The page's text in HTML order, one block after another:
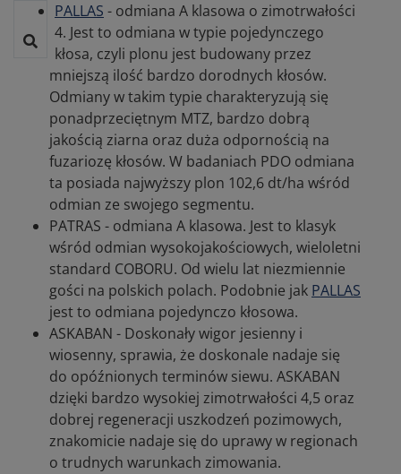
PALLAS - odmiana A klasowa o zimotrwałości
4. Jest to odmiana w typie pojedynczego
kłosa, czyli plonu jest budowany przez
mniejszą ilość bardzo dorodnych kłosów.
Odmiany w takim typie charakteryzują się
ponadprzeciętnym MTZ, bardzo dobrą
jakością ziarna oraz duża odpornością na
fuzariozę kłosów. W badaniach PDO odmiana
ta posiada najwyższy plon 102,6 dt/ha wśród
odmian ze swojego segmentu.
PATRAS - odmiana A klasowa. Jest to klasyk
wśród odmian wysokojakościowych, wieloletni
standard COBORU. Od wielu lat niezmiennie
gości na polskich polach. Podobnie jak PALLAS
jest to odmiana pojedynczo kłosowa.
ASKABAN - Doskonały wigor jesienny i
wiosenny, sprawia, że doskonale nadaje się
do opóźnionych terminów siewu. ASKABAN
dzięki bardzo wysokiej zimotrwałości 4,5 oraz
dobrej regeneracji uszkodzeń pozimowych,
znakomicie nadaje się do uprawy w regionach
o trudnych warunkach zimowania.